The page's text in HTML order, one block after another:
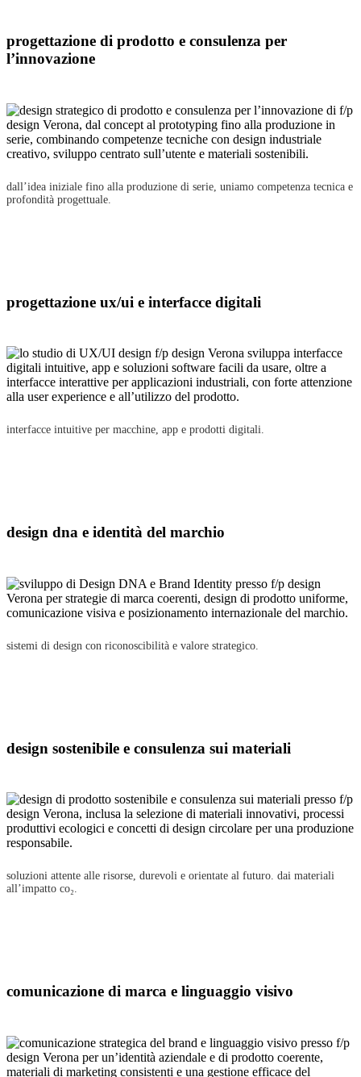
progettazione di prodotto e consulenza per
l’innovazione
dall’idea iniziale fino alla produzione di serie, uniamo competenza tecnica e
profondità progettuale.
progettazione ux/ui e interfacce digitali
interfacce intuitive per macchine, app e prodotti digitali.
design dna e identità del marchio
sistemi di design con riconoscibilità e valore strategico.
design sostenibile e consulenza sui materiali
soluzioni attente alle risorse, durevoli e orientate al futuro. dai materiali
all’impatto co₂.
comunicazione di marca e linguaggio visivo